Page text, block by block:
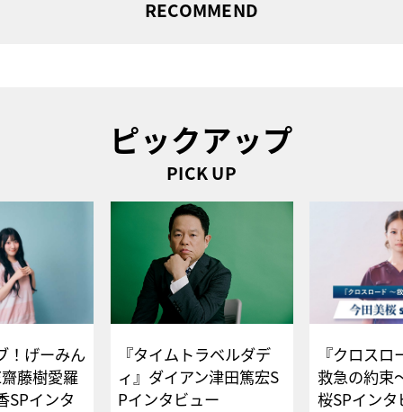
RECOMMEND
ピックアップ
PICK UP
！げーみん
藤樹愛羅
SPインタ
『タイムトラベルダデ
ィ』ダイアン津田篤宏S
Pインタビュー
『クロス
救急の約束
桜SPイ